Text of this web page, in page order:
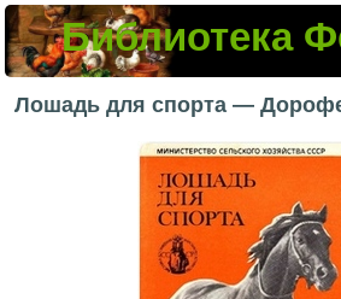
Библиотека
Лошадь для спорта —